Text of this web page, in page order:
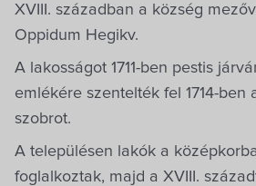
XVIII. században a község
Oppidum Hegikv.
A lakosságot 1711-ben pestis
emlékére szentelték fel 1714-ben
szobrot.
A településen lakók a
foglalkoztak, majd a XVIII.